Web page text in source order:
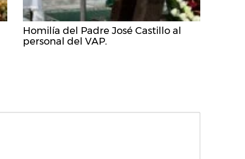
Homilía del Padre José Castillo al
personal del VAP.